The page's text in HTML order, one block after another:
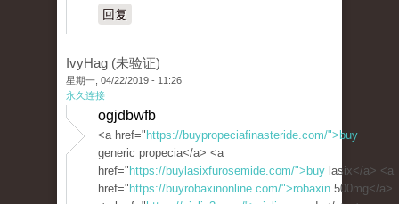
回复
IvyHag (未验证)
星期一, 04/22/2019 - 11:26
永久连接
ogjdbwfb
<a href=" https://buypropeciafinasteride.com/">buy
generic propecia</a> <a
href=" https://buylasixfurosemide.com/">buy lasix</a> <a
href=" https://buyrobaxinonline.com/">robaxin 500mg</a>